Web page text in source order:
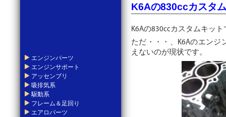
K6Aの830ccカスタ
K6Aの830ccカスタムキッ
ただ・・・、K6Aのエンジ
えないのが現状です。
エンジンパーツ
エンジンサポート
アッセンブリ
吸排気系
駆動系
フレーム＆足回り
エアロパーツ